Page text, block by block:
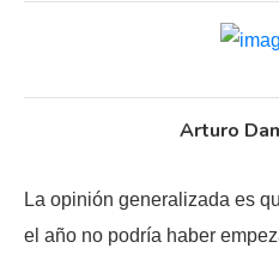
Arturo
La opinión generalizada es
el año no podría haber